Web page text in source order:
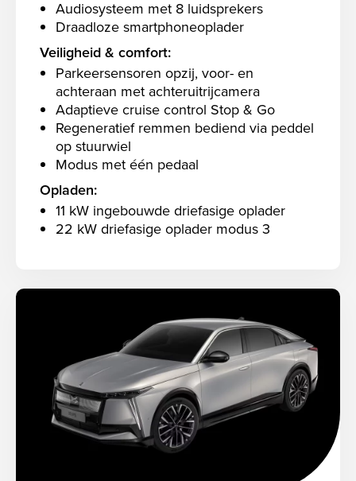
Audiosysteem met 8 luidsprekers
Draadloze smartphoneoplader
Veiligheid & comfort:
Parkeersensoren opzij, voor- en
achteraan met achteruitrijcamera
Adaptieve cruise control Stop & Go
Regeneratief remmen bediend via peddel
op stuurwiel
Modus met één pedaal
Opladen:
11 kW ingebouwde driefasige oplader
22 kW driefasige oplader modus 3